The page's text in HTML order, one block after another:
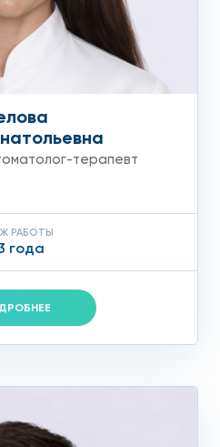
терапевт
РАБОТЫ
года